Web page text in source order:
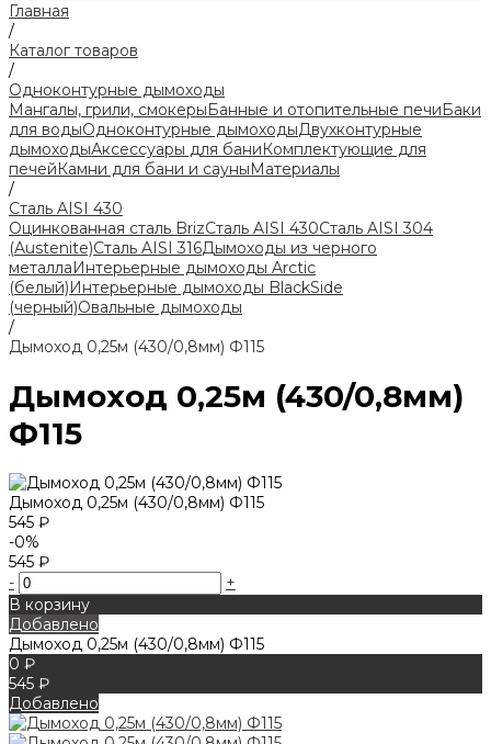
Главная
/
Каталог товаров
/
Одноконтурные дымоходы
Мангалы, грили, смокерыБанные и отопительные печиБаки
для водыОдноконтурные дымоходыДвухконтурные
дымоходыАксессуары для баниКомплектующие для
печейКамни для бани и сауныМатериалы
/
Сталь AISI 430
Оцинкованная сталь BrizСталь AISI 430Сталь AISI 304
(Austenite)Сталь AISI 316Дымоходы из черного
металлаИнтерьерные дымоходы Arctic
(белый)Интерьерные дымоходы BlackSide
(черный)Овальные дымоходы
/
Дымоход 0,25м (430/0,8мм) Ф115
Дымоход 0,25м (430/0,8мм)
Ф115
Дымоход 0,25м (430/0,8мм) Ф115
545 ₽
-0%
545 ₽
-
+
В корзину
Добавлено
Дымоход 0,25м (430/0,8мм) Ф115
0 ₽
545 ₽
Добавлено